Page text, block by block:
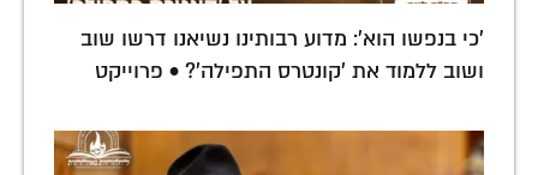
'כי בנפשו הוא': מדוע רבותינו נשיאנו דרשו שוב
ושוב ללמוד את 'קונטרס התפילה'? • פרוייקט